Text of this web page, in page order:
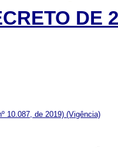
DE
10.087, de 2019) (Vigência)